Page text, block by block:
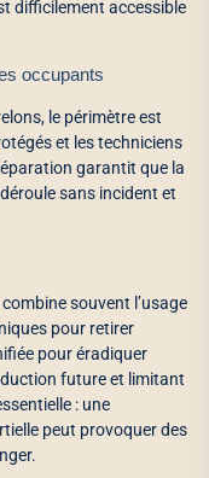
difficilement accessible
occupants
le périmètre est
et les techniciens
garantit que la
sans incident et
souvent l’usage
pour retirer
pour éradiquer
future et limitant
: une
peut provoquer des